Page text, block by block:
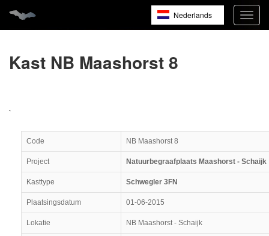
Nederlands
Kast NB Maashorst 8
`
Code NB Maashorst 8
Project Natuurbegraafplaats Maashorst - Schaijk
Kasttype Schwegler 3FN
Plaatsingsdatum 01-06-2015
Lokatie NB Maashorst - Schaijk